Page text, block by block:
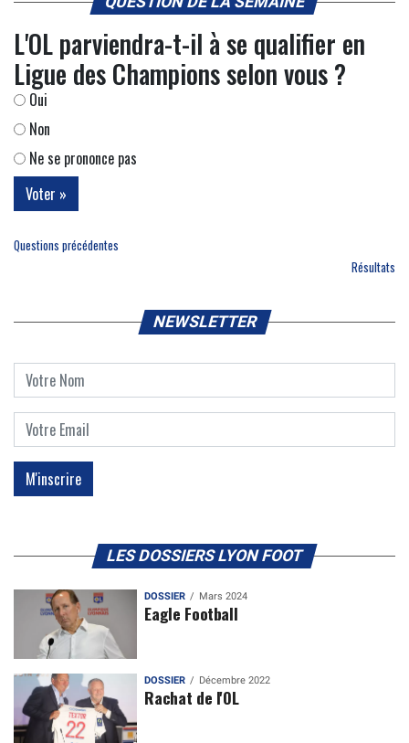
L'OL parviendra-t-il à se qualifier en
Ligue des Champions selon vous ?
Oui
Non
Ne se prononce pas
Questions précédentes
Résultats
NEWSLETTER
LES DOSSIERS LYON FOOT
DOSSIER Mars 2024
Eagle Football
DOSSIER Décembre 2022
Rachat de l'OL